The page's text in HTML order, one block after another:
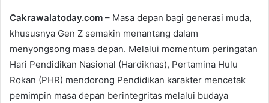
Cakrawalatoday.com – Masa depan bagi generasi muda,
khususnya Gen Z semakin menantang dalam
menyongsong masa depan. Melalui momentum peringatan
Hari Pendidikan Nasional (Hardiknas), Pertamina Hulu
Rokan (PHR) mendorong Pendidikan karakter mencetak
pemimpin masa depan berintegritas melalui budaya